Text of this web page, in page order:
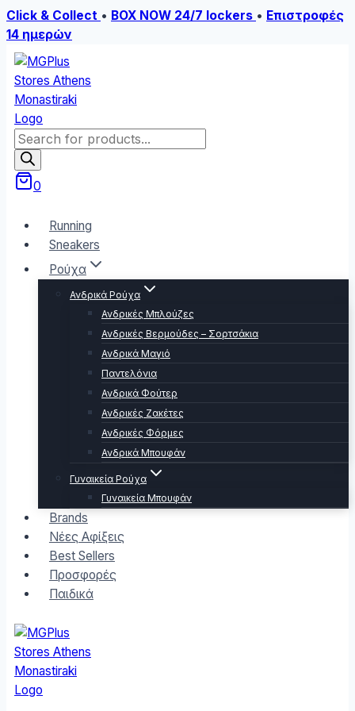
Click & Collect • BOX NOW 24/7 lockers • Επιστροφές
14 ημερών
Skip
to
content
Products
search
0
Running
Sneakers
Ρούχα
Ανδρικά Ρούχα
Ανδρικές Μπλούζες
Ανδρικές Βερμούδες – Σορτσάκια
Ανδρικά Μαγιό
Παντελόνια
Ανδρικά Φούτερ
Ανδρικές Ζακέτες
Ανδρικές Φόρμες
Ανδρικά Μπουφάν
Γυναικεία Ρούχα
Γυναικεία Μπουφάν
Brands
Νέες Αφίξεις
Best Sellers
Προσφορές
Παιδικά